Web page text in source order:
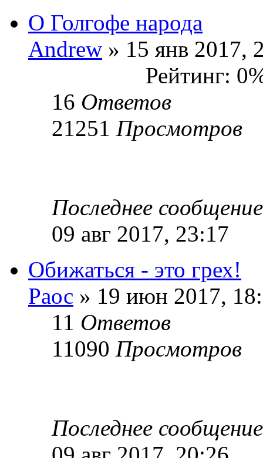
О Голгофе народа
Andrew » 15 янв 2017,
Рейтинг:
16 Ответов
21251 Просмотров
Последнее
09 авг 2017, 23:17
Обижаться - это грех!
Раос » 19 июн 2017,
11 Ответов
11090 Просмотров
Последнее